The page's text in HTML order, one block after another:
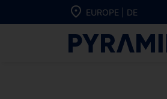
Direkt zum Inhalt wechseln
EUROPE | DE